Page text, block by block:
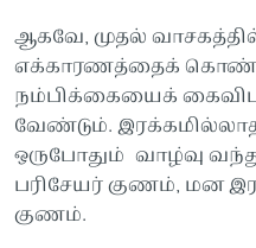
ஆகவே, முதல்
எக்காரணத்தைக்
நம்பிக்கையைக்
வேண்டும்.
ஒருபோதும் வாழ்வு
பரிசேயர் குணம், மன
குணம்.